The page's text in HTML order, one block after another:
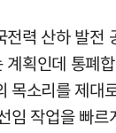
전력 산하 발전
계획인데 통폐
목소리를 제대
임 작업을 빠